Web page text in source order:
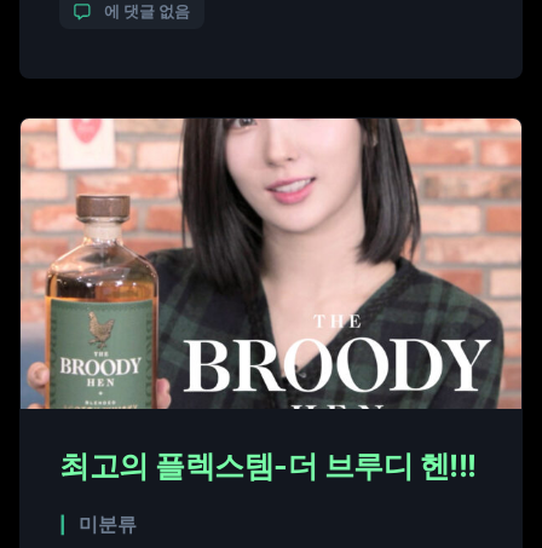
료로 제공됐다. 패셔니스타 달샤벳 세리를 포함해 많
에 댓글 없음
최고의 플렉스템-더 브루디 헨!!!
미분류